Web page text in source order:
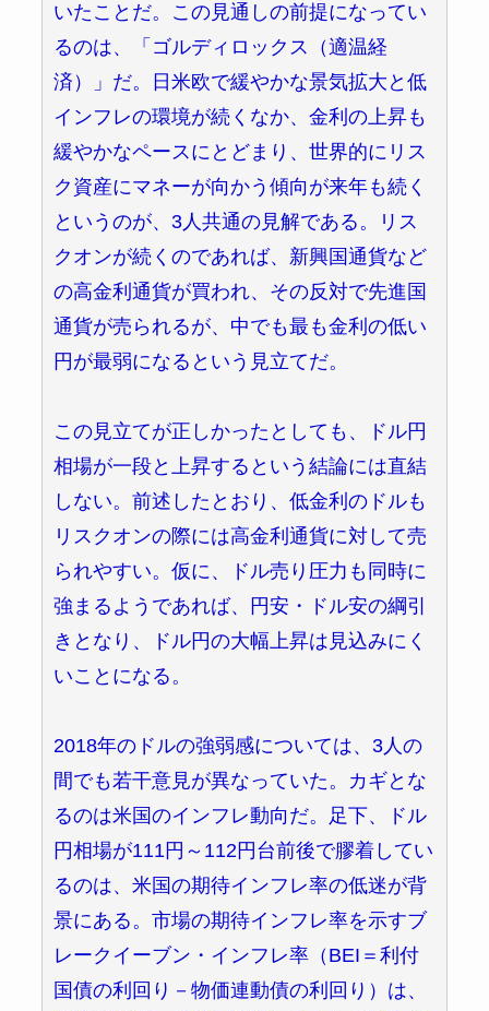
いたことだ。この見通しの前提になってい
るのは、「ゴルディロックス（適温経
済）」だ。日米欧で緩やかな景気拡大と低
インフレの環境が続くなか、金利の上昇も
緩やかなペースにとどまり、世界的にリス
ク資産にマネーが向かう傾向が来年も続く
というのが、3人共通の見解である。リス
クオンが続くのであれば、新興国通貨など
の高金利通貨が買われ、その反対で先進国
通貨が売られるが、中でも最も金利の低い
円が最弱になるという見立てだ。
この見立てが正しかったとしても、ドル円
相場が一段と上昇するという結論には直結
しない。前述したとおり、低金利のドルも
リスクオンの際には高金利通貨に対して売
られやすい。仮に、ドル売り圧力も同時に
強まるようであれば、円安・ドル安の綱引
きとなり、ドル円の大幅上昇は見込みにく
いことになる。
2018年のドルの強弱感については、3人の
間でも若干意見が異なっていた。カギとな
るのは米国のインフレ動向だ。足下、ドル
円相場が111円～112円台前後で膠着してい
るのは、米国の期待インフレ率の低迷が背
景にある。市場の期待インフレ率を示すブ
レークイーブン・インフレ率（BEI＝利付
国債の利回り－物価連動債の利回り）は、